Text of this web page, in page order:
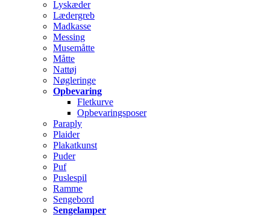
Lyskæder
Lædergreb
Madkasse
Messing
Musemåtte
Måtte
Nattøj
Nøgleringe
Opbevaring
Fletkurve
Opbevaringsposer
Paraply
Plaider
Plakatkunst
Puder
Puf
Puslespil
Ramme
Sengebord
Sengelamper